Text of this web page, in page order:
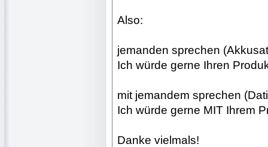
Also:
jemanden sprechen
Ich würde gerne Ihren
mit jemandem sprechen
Ich würde gerne MIT Ihrem
Danke vielmals!